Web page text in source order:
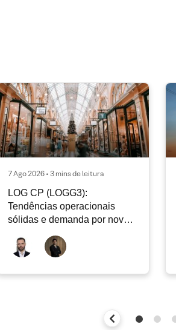
7 Ago 2026 • 3 mins de leitura
LOG CP (LOGG3):
Tendências operacionais
sólidas e demanda por nova
reciclagem de ativos